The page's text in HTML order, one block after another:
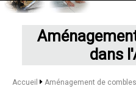
dans
Accueil Aménagement de